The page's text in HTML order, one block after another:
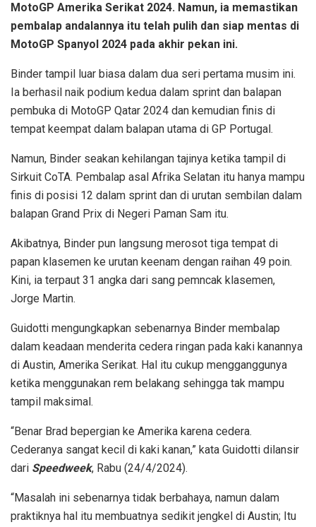
MotoGP Amerika Serikat 2024. Namun, ia memastikan
pembalap andalannya itu telah pulih dan siap mentas di
MotoGP Spanyol 2024 pada akhir pekan ini.
Binder tampil luar biasa dalam dua seri pertama musim ini.
Ia berhasil naik podium kedua dalam sprint dan balapan
pembuka di MotoGP Qatar 2024 dan kemudian finis di
tempat keempat dalam balapan utama di GP Portugal.
Namun, Binder seakan kehilangan tajinya ketika tampil di
Sirkuit CoTA. Pembalap asal Afrika Selatan itu hanya mampu
finis di posisi 12 dalam sprint dan di urutan sembilan dalam
balapan Grand Prix di Negeri Paman Sam itu.
Akibatnya, Binder pun langsung merosot tiga tempat di
papan klasemen ke urutan keenam dengan raihan 49 poin.
Kini, ia terpaut 31 angka dari sang pemncak klasemen,
Jorge Martin.
Guidotti mengungkapkan sebenarnya Binder membalap
dalam keadaan menderita cedera ringan pada kaki kanannya
di Austin, Amerika Serikat. Hal itu cukup mengganggunya
ketika menggunakan rem belakang sehingga tak mampu
tampil maksimal.
“Benar Brad bepergian ke Amerika karena cedera.
Cederanya sangat kecil di kaki kanan,” kata Guidotti dilansir
dari Speedweek, Rabu (24/4/2024).
“Masalah ini sebenarnya tidak berbahaya, namun dalam
praktiknya hal itu membuatnya sedikit jengkel di Austin; Itu